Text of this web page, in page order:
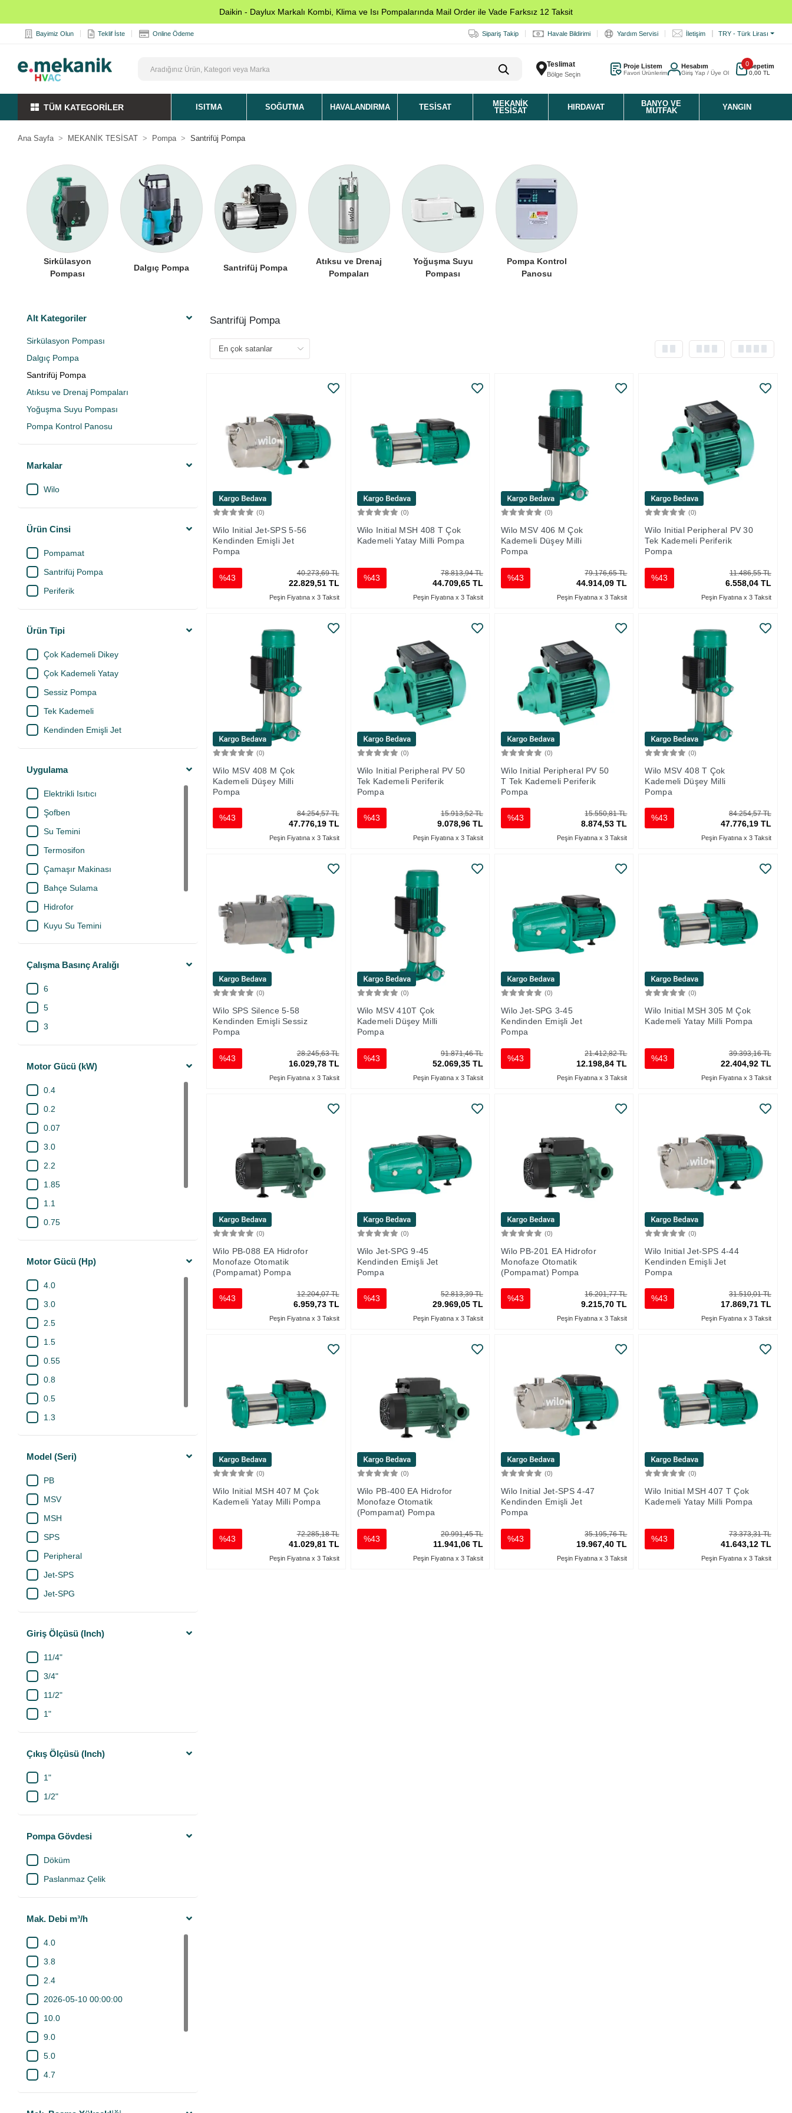
Daikin - Daylux Markalı Kombi, Klima ve Isı Pompalarında Mail Order ile Vade Farksız 12 Taksit
Bayimiz Olun Teklif İste Online Ödeme Sipariş Takip Havale Bildirimi Yardım Servisi İletişim TRY - Türk Lirası
Teslimat
Bölge Seçin
Proje Listem
Favori Ürünlerim
Hesabım
Giriş Yap / Üye Ol
0Sepetim
0,00 TL
TÜM KATEGORİLER ISITMA SOĞUTMA HAVALANDIRMA TESISAT
MEKANIK
TESISAT
HIRDAVAT
BANYO VE
MUTFAK
YANGIN
Ana Sayfa MEKANİK TESİSAT Pompa Santrifüj Pompa
Sirkülasyon
Pompası
Dalgıç Pompa Santrifüj Pompa
Atıksu ve Drenaj
Pompaları
Yoğuşma Suyu
Pompası
Pompa Kontrol
Panosu
Alt Kategoriler
Sirkülasyon Pompası
Dalgıç Pompa
Santrifüj Pompa
Atıksu ve Drenaj Pompaları
Yoğuşma Suyu Pompası
Pompa Kontrol Panosu
Markalar
Wilo
Ürün Cinsi
Pompamat
Santrifüj Pompa
Periferik
Ürün Tipi
Çok Kademeli Dikey
Çok Kademeli Yatay
Sessiz Pompa
Tek Kademeli
Kendinden Emişli Jet
Uygulama
Elektrikli Isıtıcı
Şofben
Su Temini
Termosifon
Çamaşır Makinası
Bahçe Sulama
Hidrofor
Kuyu Su Temini
Tank Su Temini
Yangın Söndürme
Çalışma Basınç Aralığı
6
5
3
Motor Gücü (kW)
0.4
0.2
0.07
3.0
2.2
1.85
1.1
0.75
0.6
0.37
Motor Gücü (Hp)
4.0
3.0
2.5
1.5
0.55
0.8
0.5
1.3
1.0
Model (Seri)
PB
MSV
MSH
SPS
Peripheral
Jet-SPS
Jet-SPG
Giriş Ölçüsü (Inch)
11/4"
3/4"
11/2"
1"
Çıkış Ölçüsü (Inch)
1"
1/2"
Pompa Gövdesi
Döküm
Paslanmaz Çelik
Mak. Debi m³/h
4.0
3.8
2.4
2026-05-10 00:00:00
10.0
9.0
5.0
4.7
3.0
Santrifüj Pompa
(0)
Wilo Initial Jet-SPS 5-56
Kendinden Emişli Jet
Pompa
40.273,69 TL
22.829,51 TL
%43
Peşin Fiyatına x 3 Taksit
(0)
Wilo Initial MSH 408 T Çok
Kademeli Yatay Milli Pompa
78.813,94 TL
44.709,65 TL
%43
Peşin Fiyatına x 3 Taksit
(0)
Wilo MSV 406 M Çok
Kademeli Düşey Milli
Pompa
79.176,65 TL
44.914,09 TL
%43
Peşin Fiyatına x 3 Taksit
(0)
Wilo Initial Peripheral PV 30
Tek Kademeli Periferik
Pompa
11.486,55 TL
6.558,04 TL
%43
Peşin Fiyatına x 3 Taksit
(0)
Wilo MSV 408 M Çok
Kademeli Düşey Milli
Pompa
84.254,57 TL
47.776,19 TL
%43
Peşin Fiyatına x 3 Taksit
(0)
Wilo Initial Peripheral PV 50
Tek Kademeli Periferik
Pompa
15.913,52 TL
9.078,96 TL
%43
Peşin Fiyatına x 3 Taksit
(0)
Wilo Initial Peripheral PV 50
T Tek Kademeli Periferik
Pompa
15.550,81 TL
8.874,53 TL
%43
Peşin Fiyatına x 3 Taksit
(0)
Wilo MSV 408 T Çok
Kademeli Düşey Milli
Pompa
84.254,57 TL
47.776,19 TL
%43
Peşin Fiyatına x 3 Taksit
(0)
Wilo SPS Silence 5-58
Kendinden Emişli Sessiz
Pompa
28.245,63 TL
16.029,78 TL
%43
Peşin Fiyatına x 3 Taksit
(0)
Wilo MSV 410T Çok
Kademeli Düşey Milli
Pompa
91.871,46 TL
52.069,35 TL
%43
Peşin Fiyatına x 3 Taksit
(0)
Wilo Jet-SPG 3-45
Kendinden Emişli Jet
Pompa
21.412,82 TL
12.198,84 TL
%43
Peşin Fiyatına x 3 Taksit
(0)
Wilo Initial MSH 305 M Çok
Kademeli Yatay Milli Pompa
39.393,16 TL
22.404,92 TL
%43
Peşin Fiyatına x 3 Taksit
(0)
Wilo PB-088 EA Hidrofor
Monofaze Otomatik
(Pompamat) Pompa
12.204,07 TL
6.959,73 TL
%43
Peşin Fiyatına x 3 Taksit
(0)
Wilo Jet-SPG 9-45
Kendinden Emişli Jet
Pompa
52.813,39 TL
29.969,05 TL
%43
Peşin Fiyatına x 3 Taksit
(0)
Wilo PB-201 EA Hidrofor
Monofaze Otomatik
(Pompamat) Pompa
16.201,77 TL
9.215,70 TL
%43
Peşin Fiyatına x 3 Taksit
(0)
Wilo Initial Jet-SPS 4-44
Kendinden Emişli Jet
Pompa
31.510,01 TL
17.869,71 TL
%43
Peşin Fiyatına x 3 Taksit
(0)
Wilo Initial MSH 407 M Çok
Kademeli Yatay Milli Pompa
72.285,18 TL
41.029,81 TL
%43
Peşin Fiyatına x 3 Taksit
(0)
Wilo PB-400 EA Hidrofor
Monofaze Otomatik
(Pompamat) Pompa
20.991,45 TL
11.941,06 TL
%43
Peşin Fiyatına x 3 Taksit
(0)
Wilo Initial Jet-SPS 4-47
Kendinden Emişli Jet
Pompa
35.195,76 TL
19.967,40 TL
%43
Peşin Fiyatına x 3 Taksit
(0)
Wilo Initial MSH 407 T Çok
Kademeli Yatay Milli Pompa
73.373,31 TL
41.643,12 TL
%43
Peşin Fiyatına x 3 Taksit